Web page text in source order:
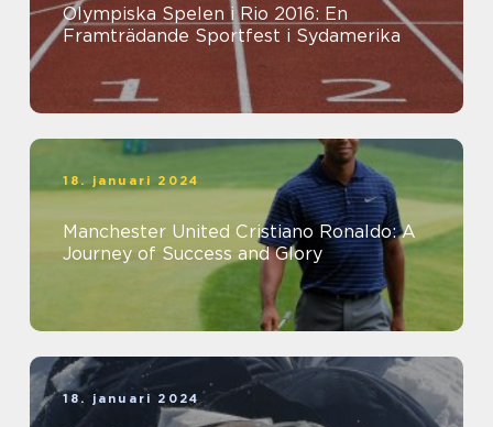
Olympiska Spelen i Rio 2016: En
Framträdande Sportfest i Sydamerika
18. januari 2024
Manchester United Cristiano Ronaldo: A
Journey of Success and Glory
18. januari 2024